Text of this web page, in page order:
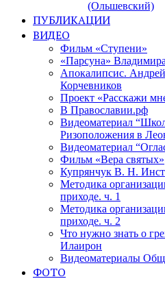
(Ольшевский)
ПУБЛИКАЦИИ
ВИДЕО
Фильм «Ступени»
«Парсуна»
Апокалипсис.
Корчевников
Проект «Расскажи
В Православии.рф
Видеоматериал
Ризоположения в
Видеоматериал
Фильм «Вера святых»
Купрянчук В. Н.
Методика
приходе. ч. 1
Методика
приходе. ч. 2
Что нужно знать о
Илаирон
Видеоматериалы
ФОТО